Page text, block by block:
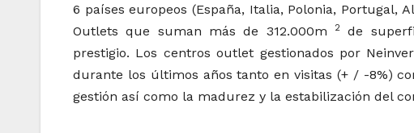
6 países europeos (España, Italia, Polonia, Portugal,
Outlets que suman más de 312.000m
2
de
prestigio. Los centros outlet gestionados por
durante los últimos años tanto en visitas (+ / -8%)
gestión así como la madurez y la estabilización del